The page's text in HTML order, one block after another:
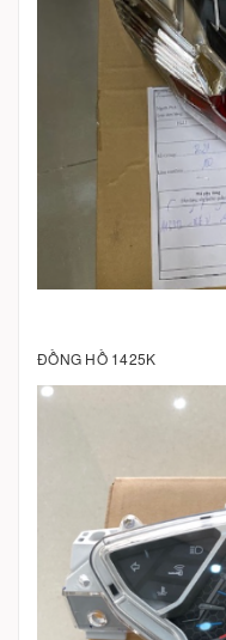
ĐỒNG HỒ 1425K